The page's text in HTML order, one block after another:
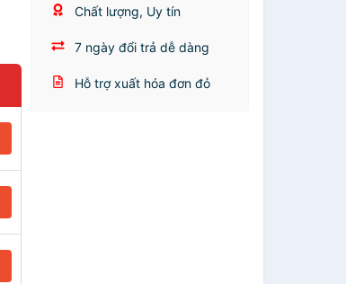
Chất lượng, Uy tín
7 ngày đổi trả dễ dàng
Hỗ trợ xuất hóa đơn đỏ